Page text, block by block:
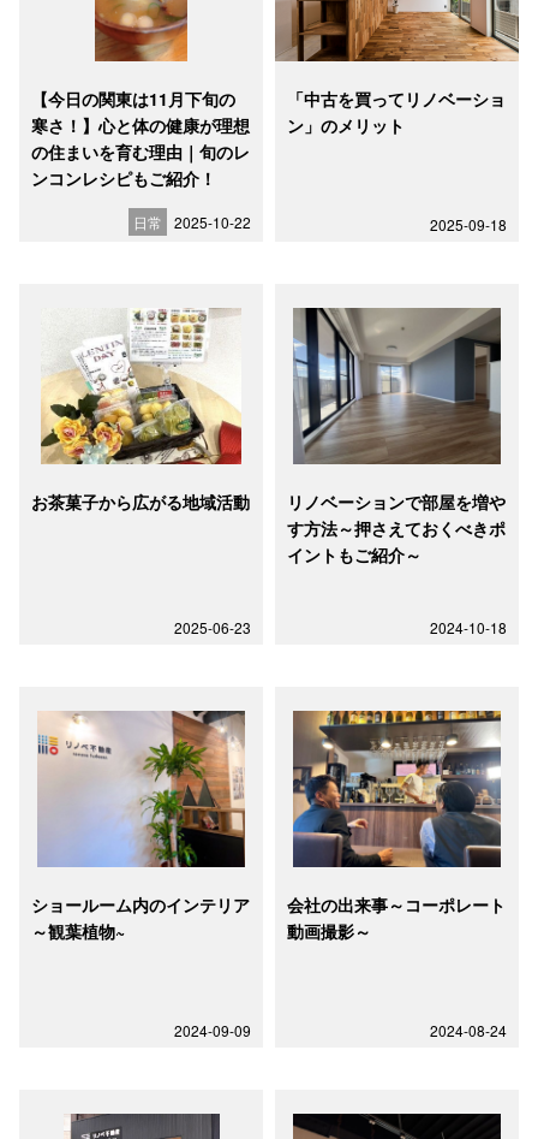
【今日の関東は11月下旬の
寒さ！】心と体の健康が理想
の住まいを育む理由｜旬のレ
ンコンレシピもご紹介！
日常 2025-10-22
「中古を買ってリノベーショ
ン」のメリット
2025-09-18
お茶菓子から広がる地域活動
2025-06-23
リノベーションで部屋を増や
す方法～押さえておくべきポ
イントもご紹介～
2024-10-18
ショールーム内のインテリア
～観葉植物~
2024-09-09
会社の出来事～コーポレート
動画撮影～
2024-08-24